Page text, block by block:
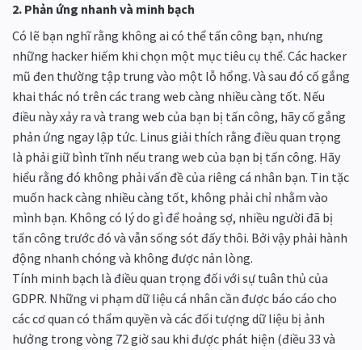
2. Phản ứng nhanh và minh bạch
Có lẽ bạn nghĩ rằng không ai có thể tấn công bạn, nhưng
những hacker hiếm khi chọn một mục tiêu cụ thể. Các hacker
mũ đen thường tập trung vào một lỗ hổng. Và sau đó cố gắng
khai thác nó trên các trang web càng nhiều càng tốt. Nếu
điều này xảy ra và trang web của bạn bị tấn công, hãy cố gắng
phản ứng ngay lập tức. Linus giải thích rằng điều quan trọng
là phải giữ bình tĩnh nếu trang web của bạn bị tấn công. Hãy
hiểu rằng đó không phải vấn đề của riêng cá nhân bạn. Tin tặc
muốn hack càng nhiều càng tốt, không phải chỉ nhằm vào
mình bạn. Không có lý do gì để hoảng sợ, nhiều người đã bị
tấn công trước đó và vẫn sống sót đấy thôi. Bởi vậy phải hành
động nhanh chóng và không được nản lòng.
Tính minh bạch là điều quan trọng đối với sự tuân thủ của
GDPR. Những vi phạm dữ liệu cá nhân cần được báo cáo cho
các cơ quan có thẩm quyền và các đối tượng dữ liệu bị ảnh
hưởng trong vòng 72 giờ sau khi được phát hiện (điều 33 và